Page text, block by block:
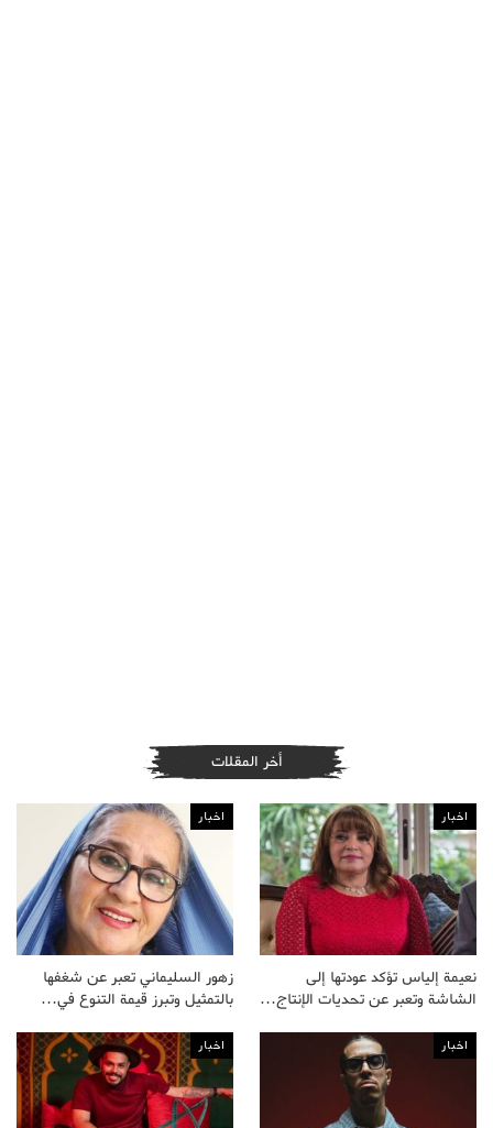
أخر المقلات
اخبار
نعيمة إلياس تؤكد عودتها إلى
الشاشة وتعبر عن تحديات الإنتاج…
اخبار
زهور السليماني تعبر عن شغفها
بالتمثيل وتبرز قيمة التنوع في…
اخبار اخبار